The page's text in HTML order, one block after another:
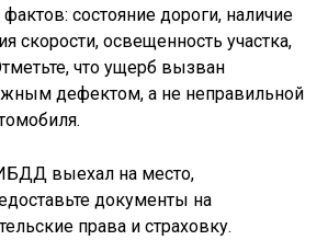
состояние дороги, наличие
скорости, освещенность участка,
что ущерб вызван
дефектом, а не неправильной
выехал на место,
документы на
права и страховку.